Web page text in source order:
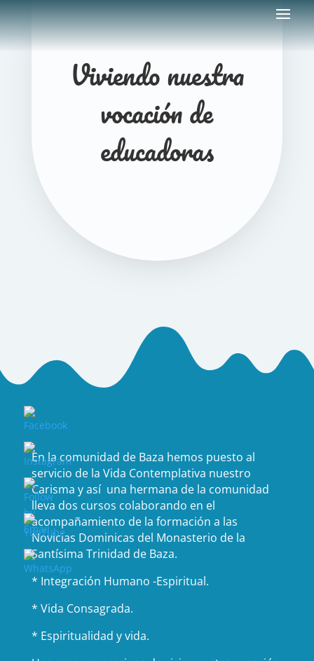
Viviendo nuestra
vocación de
educadoras
En la comunidad de Baza hemos puesto al
servicio de la Vida Contemplativa nuestro
Carisma y así una hermana de la comunidad
lleva dos cursos colaborando en el
acompañamiento de la formación a las
Novicias Dominicas del Monasterio de la
Santísima Trinidad de Baza.
* Integración Humano -Espiritual.
* Vida Consagrada.
* Espiritualidad y vida.